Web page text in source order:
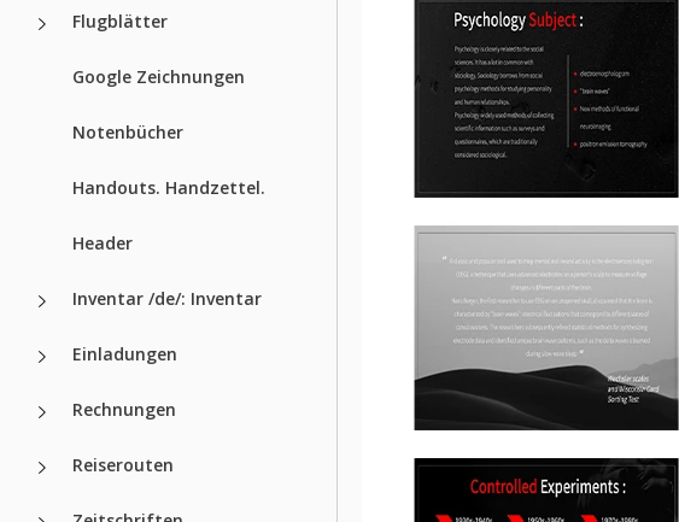
Flugblätter
Google Zeichnungen
Notenbücher
Handouts. Handzettel.
Header
Inventar /de/: Inventar
Einladungen
Rechnungen
Reiserouten